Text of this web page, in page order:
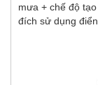
mưa + chế độ
đích sử dụng